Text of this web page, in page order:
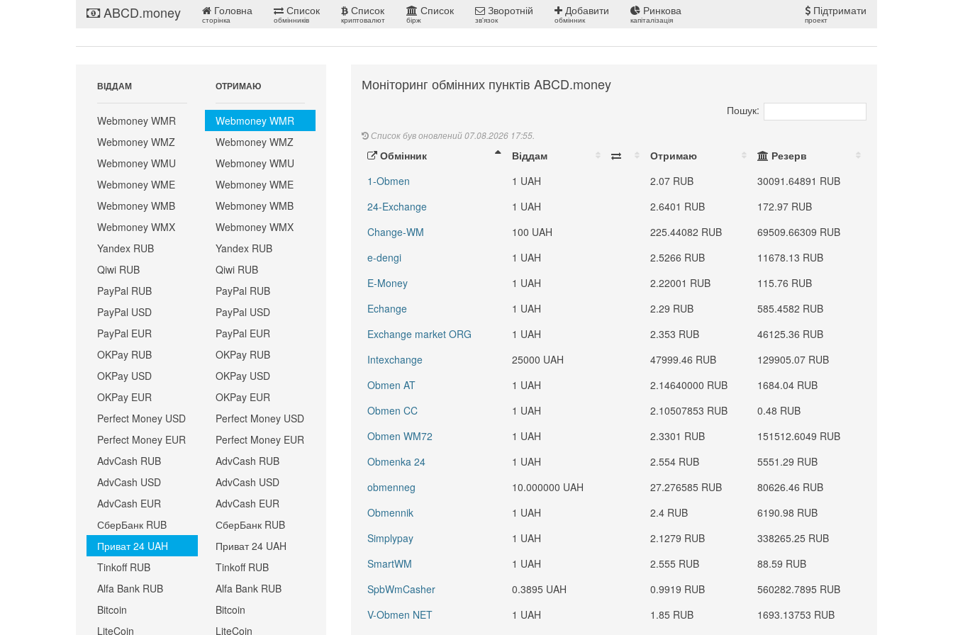
ABCD.money Головна
сторінка
Список
обмінників
Список
криптовалют
Список
бірж
Зворотній
зв'язок
Добавити
обмінник
Ринкова
капіталізація
Підтримати
проект
ВІДДАМ
Webmoney WMR
Webmoney WMZ
Webmoney WMU
Webmoney WME
Webmoney WMB
Webmoney WMX
Yandex RUB
Qiwi RUB
PayPal RUB
PayPal USD
PayPal EUR
OKPay RUB
OKPay USD
OKPay EUR
Perfect Money USD
Perfect Money EUR
AdvCash RUB
AdvCash USD
AdvCash EUR
СберБанк RUB
Приват 24 UAH
Tinkoff RUB
Alfa Bank RUB
Bitcoin
LiteCoin
ОТРИМАЮ
Webmoney WMR
Webmoney WMZ
Webmoney WMU
Webmoney WME
Webmoney WMB
Webmoney WMX
Yandex RUB
Qiwi RUB
PayPal RUB
PayPal USD
PayPal EUR
OKPay RUB
OKPay USD
OKPay EUR
Perfect Money USD
Perfect Money EUR
AdvCash RUB
AdvCash USD
AdvCash EUR
СберБанк RUB
Приват 24 UAH
Tinkoff RUB
Alfa Bank RUB
Bitcoin
LiteCoin
Моніторинг обмінних пунктів ABCD.money
Пошук:
Список був оновлений 07.08.2026 17:55.
Обмінник Віддам Отримаю
Резерв
1-Obmen
1 UAH 2.07 RUB
30091.64891 RUB
24-Exchange
1 UAH 2.6401 RUB
172.97 RUB
Change-WM
100 UAH 225.44082 RUB
69509.66309 RUB
e-dengi
1 UAH 2.5266 RUB
11678.13 RUB
E-Money
1 UAH 2.22001 RUB
115.76 RUB
Echange
1 UAH 2.29 RUB
585.4582 RUB
Exchange market ORG
1 UAH 2.353 RUB
46125.36 RUB
Intexchange
25000 UAH 47999.46 RUB
129905.07 RUB
Obmen AT
1 UAH 2.14640000 RUB
1684.04 RUB
Obmen CC
1 UAH 2.10507853 RUB
0.48 RUB
Obmen WM72
1 UAH 2.3301 RUB
151512.6049 RUB
Obmenka 24
1 UAH 2.554 RUB
5551.29 RUB
obmenneg
10.000000 UAH 27.276585 RUB
80626.46 RUB
Obmennik
1 UAH 2.4 RUB
6190.98 RUB
Simplypay
1 UAH 2.1279 RUB
338265.25 RUB
SmartWM
1 UAH 2.555 RUB
88.59 RUB
SpbWmCasher
0.3895 UAH 0.9919 RUB
560282.7895 RUB
V-Obmen NET
1 UAH 1.85 RUB
1693.13753 RUB